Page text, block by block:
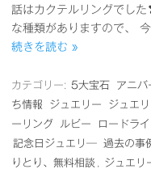
話はカクテルリングでし
な種類がありますので、
続きを読む »
カテゴリー: 5大宝石 アニバ
ち情報
ジュエリー ジュエ
ーリング
ルビー ロードラ
記念日ジュエリ―
過去の事
りとり、無料相談
ジュエリ